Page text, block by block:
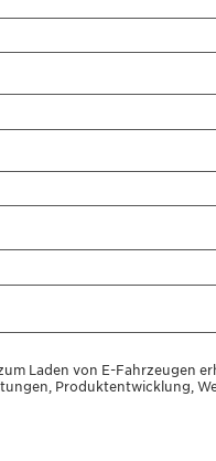
Laden von E-Fahrzeugen
Produktentwicklung,